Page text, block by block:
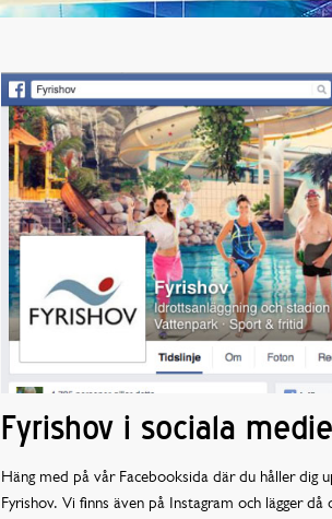
Fyrishov i sociala
Häng med på vår Facebooksida där du håller dig
Fyrishov. Vi finns även på Instagram och lägger